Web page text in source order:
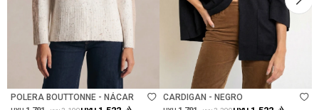
Talle
POLERA BOUTTONNE - NÁCAR
Talle
CARDIGAN - NEGRO